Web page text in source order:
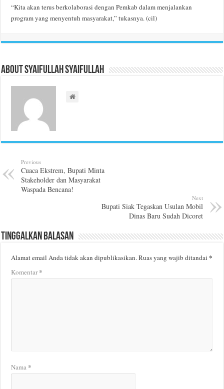
“Kita akan terus berkolaborasi dengan Pemkab dalam menjalankan
program yang menyentuh masyarakat,” tukasnya. (cil)
About Syaifullah Syaifullah
Previous
Cuaca Ekstrem, Bupati Minta
Stakeholder dan Masyarakat
Waspada Bencana!
Next
Bupati Siak Tegaskan Usulan Mobil
Dinas Baru Sudah Dicoret
Tinggalkan Balasan
Alamat email Anda tidak akan dipublikasikan.Ruas yang wajib ditandai*
Komentar*
Nama *